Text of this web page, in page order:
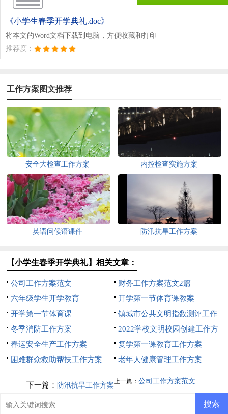
《小学生春季开学典礼.doc》
将本文的Word文档下载到电脑，方便收藏和打印
推荐度：
工作方案图文推荐
安全大检查工作方案 内控检查实施方案
英语问候语课件 防汛抗旱工作方案
【小学生春季开学典礼】相关文章：
公司工作方案范文
财务工作方案范文2篇
六年级学生开学教育
开学第一节体育课教案
开学第一节体育课
镇城市公共文明指数测评工作
方案
冬季消防工作方案
2022学校文明校园创建工作方
案
春运安全生产工作方案
复学第一课教育工作方案
困难群众救助帮扶工作方案
老年人健康管理工作方案
上一篇： 公司工作方案范文
下一篇： 防汛抗旱工作方案